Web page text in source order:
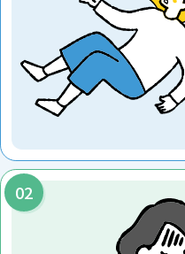
もの忘れ外来について
当院では「もの忘れ外
もの忘れとは、加齢に
のことをいうのですが
とつでもあります。
ただこのもの忘れとい
る症状のひとつであるも
ので区別がつきにくい